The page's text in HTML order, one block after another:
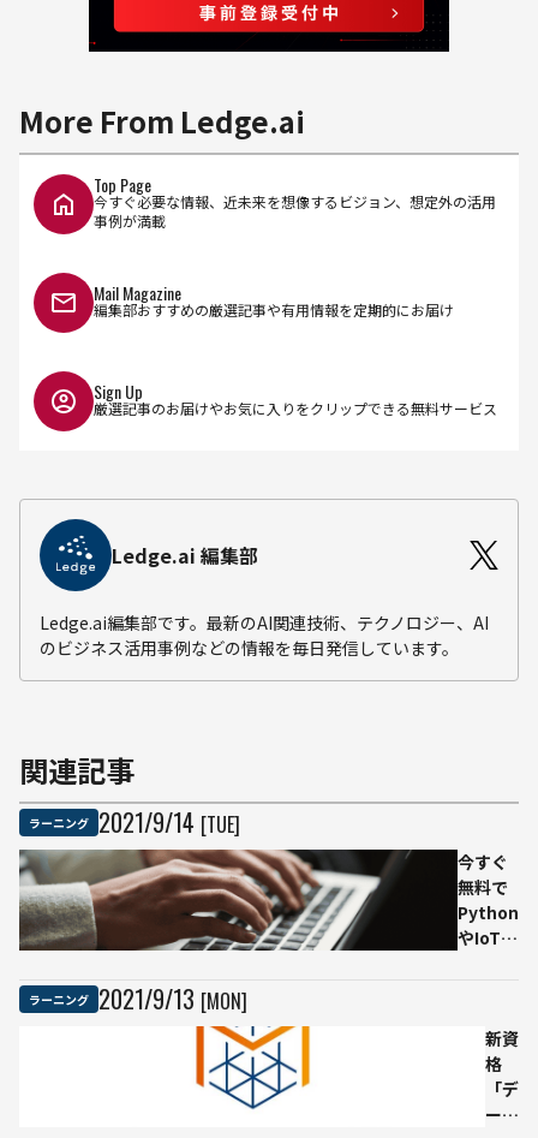
More From Ledge.ai
Top Page
今すぐ必要な情報、近未来を想像するビジョン、想定外の活用
事例が満載
Mail Magazine
編集部おすすめの厳選記事や有用情報を定期的にお届け
Sign Up
厳選記事のお届けやお気に入りをクリップできる無料サービス
Ledge.ai 編集部
Ledge.ai編集部です。最新のAI関連技術、テクノロジー、AI
のビジネス活用事例などの情報を毎日発信しています。
関連記事
ラーニング 2021/9/14 [TUE]
今すぐ
無料で
Python
やIoT、
学べる
学習コ
ンテン
ツ7選
ラーニング 2021/9/13 [MON]
新資
格
「デ
ータ